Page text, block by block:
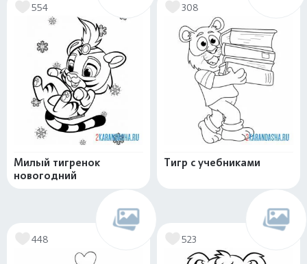
554
Милый тигренок
новогодний
308
Тигр с учебниками
448 523